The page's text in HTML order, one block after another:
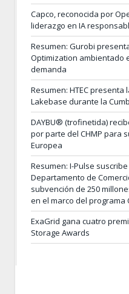
Capco, reconocida por
liderazgo en IA
Resumen: Gurobi
Optimization ambientado
demanda
Resumen: HTEC
Lakebase durante la
DAYBU® (trofinetida)
por parte del CHMP para
Europea
Resumen: I-Pulse
Departamento de
subvención de 250
en el marco del programa
ExaGrid gana cuatro
Storage Awards